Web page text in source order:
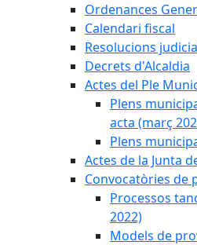
Ordenances
Calendari fiscal
Resolucions
Decrets d'Alcaldia
Actes del Ple
Plens
acta (març
Plens
Actes de la Junta
Convocatòries de
Processos
2022)
Models de